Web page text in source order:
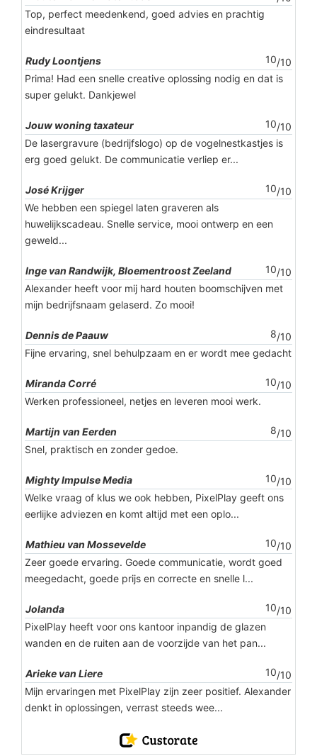
Top, perfect meedenkend, goed advies en prachtig
eindresultaat
Rudy Loontjens 10/10
Prima! Had een snelle creative oplossing nodig en dat is
super gelukt. Dankjewel
Jouw woning taxateur 10/10
De lasergravure (bedrijfslogo) op de vogelnestkastjes is
erg goed gelukt. De communicatie verliep er...
José Krijger 10/10
We hebben een spiegel laten graveren als
huwelijkscadeau. Snelle service, mooi ontwerp en een
geweld...
Inge van Randwijk, Bloementroost Zeeland 10/10
Alexander heeft voor mij hard houten boomschijven met
mijn bedrijfsnaam gelaserd. Zo mooi!
Dennis de Paauw 8/10
Fijne ervaring, snel behulpzaam en er wordt mee gedacht
Miranda Corré 10/10
Werken professioneel, netjes en leveren mooi werk.
Martijn van Eerden 8/10
Snel, praktisch en zonder gedoe.
Mighty Impulse Media 10/10
Welke vraag of klus we ook hebben, PixelPlay geeft ons
eerlijke adviezen en komt altijd met een oplo...
Mathieu van Mossevelde 10/10
Zeer goede ervaring. Goede communicatie, wordt goed
meegedacht, goede prijs en correcte en snelle l...
Jolanda 10/10
PixelPlay heeft voor ons kantoor inpandig de glazen
wanden en de ruiten aan de voorzijde van het pan...
Arieke van Liere 10/10
Mijn ervaringen met PixelPlay zijn zeer positief. Alexander
denkt in oplossingen, verrast steeds wee...